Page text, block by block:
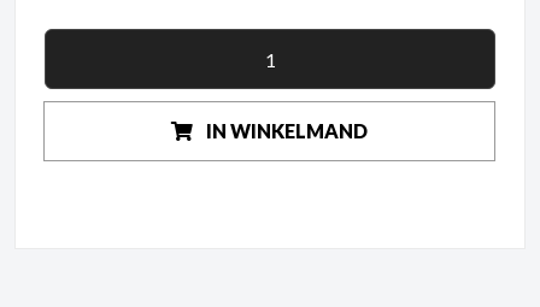
IN WINKELMAND